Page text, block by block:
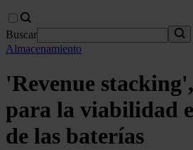
Buscar
Almacenamiento
'Revenue
para la viabilidad
de las baterías